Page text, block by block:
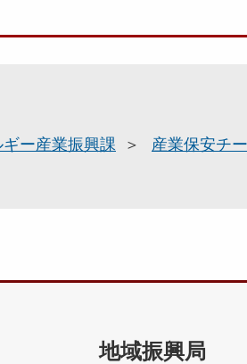
ー産業振興課
産業保安チ
地域振興局